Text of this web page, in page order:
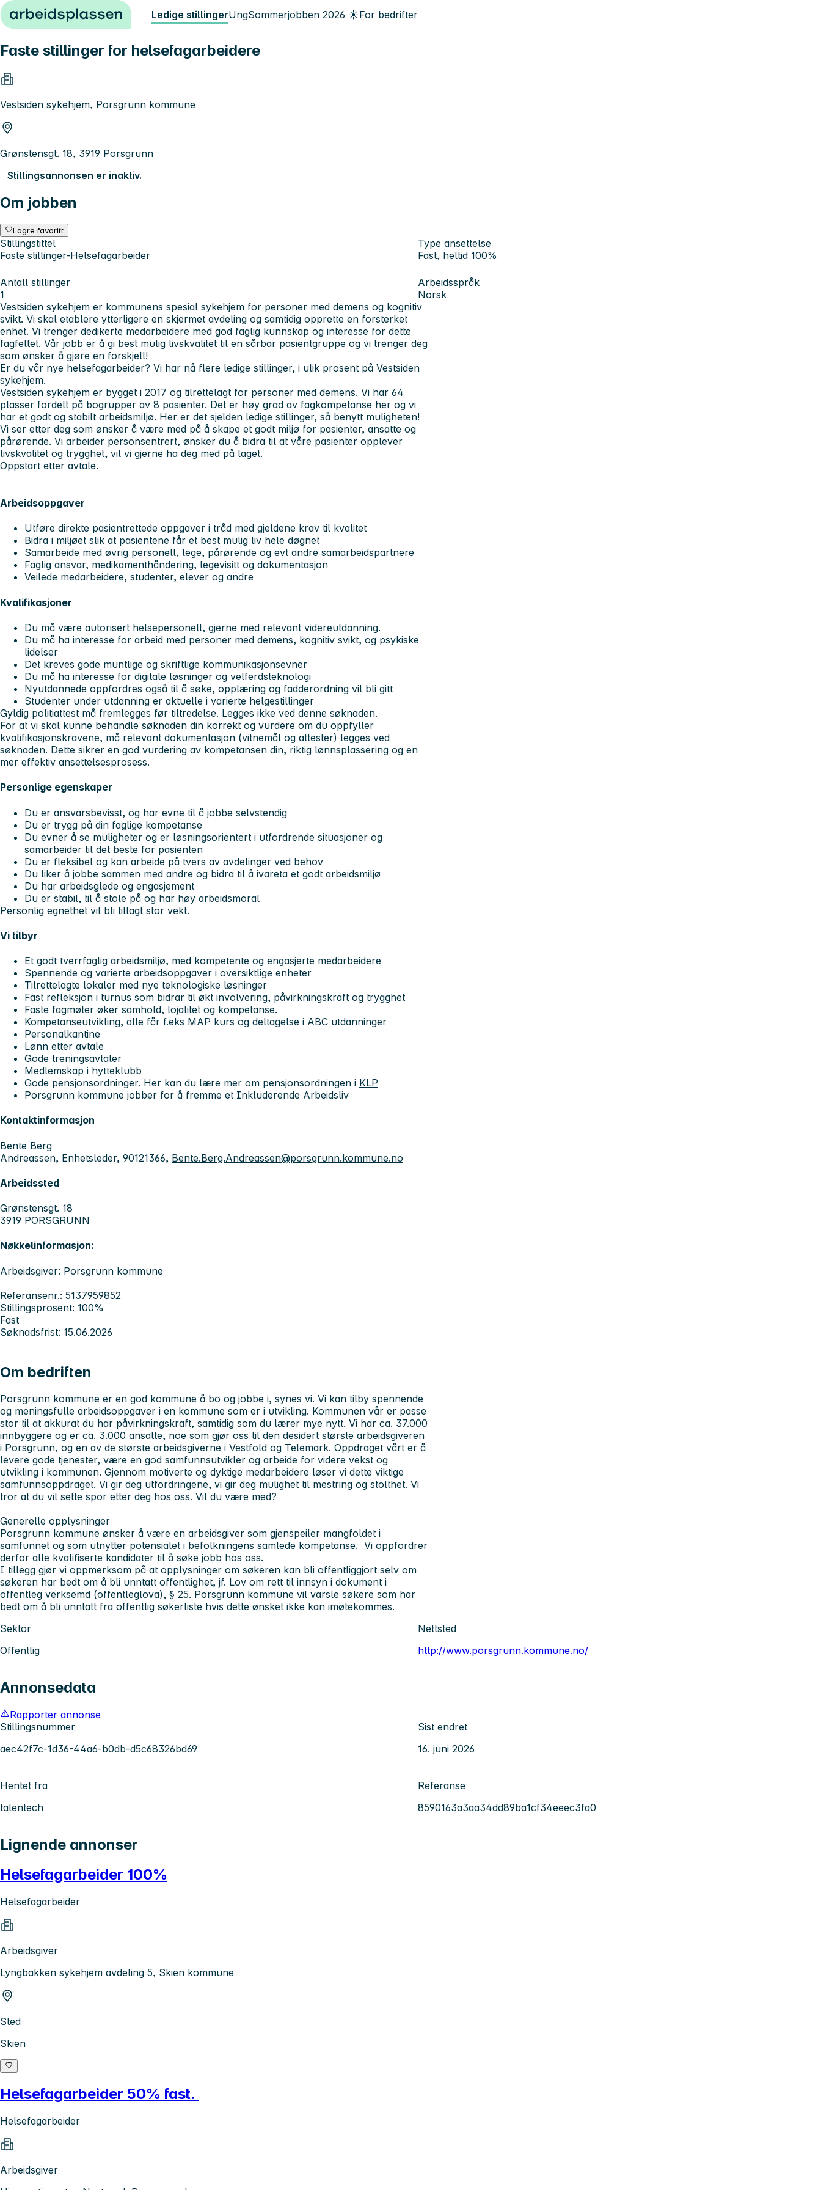
Hopp til innhold Ledige stillingerUngSommerjobben 2026 ☀️For bedrifter
Faste stillinger for helsefagarbeidere
Vestsiden sykehjem, Porsgrunn kommune
Grønstensgt. 18, 3919 Porsgrunn
Stillingsannonsen er inaktiv.
Om jobben
Lagre favoritt
Stillingstittel
Faste stillinger-Helsefagarbeider
Type ansettelse
Fast, heltid 100%
Antall stillinger
1
Arbeidsspråk
Norsk
Vestsiden sykehjem er kommunens spesial sykehjem for personer med demens og kognitiv
svikt. Vi skal etablere ytterligere en skjermet avdeling og samtidig opprette en forsterket
enhet. Vi trenger dedikerte medarbeidere med god faglig kunnskap og interesse for dette
fagfeltet. Vår jobb er å gi best mulig livskvalitet til en sårbar pasientgruppe og vi trenger deg
som ønsker å gjøre en forskjell!
Er du vår nye helsefagarbeider? Vi har nå flere ledige stillinger, i ulik prosent på Vestsiden
sykehjem.
Vestsiden sykehjem er bygget i 2017 og tilrettelagt for personer med demens. Vi har 64
plasser fordelt på bogrupper av 8 pasienter. Det er høy grad av fagkompetanse her og vi
har et godt og stabilt arbeidsmiljø. Her er det sjelden ledige stillinger, så benytt muligheten!
Vi ser etter deg som ønsker å være med på å skape et godt miljø for pasienter, ansatte og
pårørende. Vi arbeider personsentrert, ønsker du å bidra til at våre pasienter opplever
livskvalitet og trygghet, vil vi gjerne ha deg med på laget.
Oppstart etter avtale.
Arbeidsoppgaver
Utføre direkte pasientrettede oppgaver i tråd med gjeldene krav til kvalitet
Bidra i miljøet slik at pasientene får et best mulig liv hele døgnet
Samarbeide med øvrig personell, lege, pårørende og evt andre samarbeidspartnere
Faglig ansvar, medikamenthåndering, legevisitt og dokumentasjon
Veilede medarbeidere, studenter, elever og andre
Kvalifikasjoner
Du må være autorisert helsepersonell, gjerne med relevant videreutdanning.
Du må ha interesse for arbeid med personer med demens, kognitiv svikt, og psykiske
lidelser
Det kreves gode muntlige og skriftlige kommunikasjonsevner
Du må ha interesse for digitale løsninger og velferdsteknologi
Nyutdannede oppfordres også til å søke, opplæring og fadderordning vil bli gitt
Studenter under utdanning er aktuelle i varierte helgestillinger
Gyldig politiattest må fremlegges før tiltredelse. Legges ikke ved denne søknaden.
For at vi skal kunne behandle søknaden din korrekt og vurdere om du oppfyller
kvalifikasjonskravene, må relevant dokumentasjon (vitnemål og attester) legges ved
søknaden. Dette sikrer en god vurdering av kompetansen din, riktig lønnsplassering og en
mer effektiv ansettelsesprosess.
Personlige egenskaper
Du er ansvarsbevisst, og har evne til å jobbe selvstendig
Du er trygg på din faglige kompetanse
Du evner å se muligheter og er løsningsorientert i utfordrende situasjoner og
samarbeider til det beste for pasienten
Du er fleksibel og kan arbeide på tvers av avdelinger ved behov
Du liker å jobbe sammen med andre og bidra til å ivareta et godt arbeidsmiljø
Du har arbeidsglede og engasjement
Du er stabil, til å stole på og har høy arbeidsmoral
Personlig egnethet vil bli tillagt stor vekt.
Vi tilbyr
Et godt tverrfaglig arbeidsmiljø, med kompetente og engasjerte medarbeidere
Spennende og varierte arbeidsoppgaver i oversiktlige enheter
Tilrettelagte lokaler med nye teknologiske løsninger
Fast refleksjon i turnus som bidrar til økt involvering, påvirkningskraft og trygghet
Faste fagmøter øker samhold, lojalitet og kompetanse.
Kompetanseutvikling, alle får f.eks MAP kurs og deltagelse i ABC utdanninger
Personalkantine
Lønn etter avtale
Gode treningsavtaler
Medlemskap i hytteklubb
Gode pensjonsordninger. Her kan du lære mer om pensjonsordningen i KLP
Porsgrunn kommune jobber for å fremme et Inkluderende Arbeidsliv
Kontaktinformasjon
Bente Berg
Andreassen, Enhetsleder, 90121366, Bente.Berg.Andreassen@porsgrunn.kommune.no
Arbeidssted
Grønstensgt. 18
3919 PORSGRUNN
Nøkkelinformasjon:
Arbeidsgiver: Porsgrunn kommune
Referansenr.: 5137959852
Stillingsprosent: 100%
Fast
Søknadsfrist: 15.06.2026
Om bedriften
Porsgrunn kommune er en god kommune å bo og jobbe i, synes vi. Vi kan tilby spennende
og meningsfulle arbeidsoppgaver i en kommune som er i utvikling. Kommunen vår er passe
stor til at akkurat du har påvirkningskraft, samtidig som du lærer mye nytt. Vi har ca. 37.000
innbyggere og er ca. 3.000 ansatte, noe som gjør oss til den desidert største arbeidsgiveren
i Porsgrunn, og en av de største arbeidsgiverne i Vestfold og Telemark. Oppdraget vårt er å
levere gode tjenester, være en god samfunnsutvikler og arbeide for videre vekst og
utvikling i kommunen. Gjennom motiverte og dyktige medarbeidere løser vi dette viktige
samfunnsoppdraget. Vi gir deg utfordringene, vi gir deg mulighet til mestring og stolthet. Vi
tror at du vil sette spor etter deg hos oss. Vil du være med?
Generelle opplysninger
Porsgrunn kommune ønsker å være en arbeidsgiver som gjenspeiler mangfoldet i
samfunnet og som utnytter potensialet i befolkningens samlede kompetanse. Vi oppfordrer
derfor alle kvalifiserte kandidater til å søke jobb hos oss.
I tillegg gjør vi oppmerksom på at opplysninger om søkeren kan bli offentliggjort selv om
søkeren har bedt om å bli unntatt offentlighet, jf. Lov om rett til innsyn i dokument i
offentleg verksemd (offentleglova), § 25. Porsgrunn kommune vil varsle søkere som har
bedt om å bli unntatt fra offentlig søkerliste hvis dette ønsket ikke kan imøtekommes.
Sektor
Offentlig
Nettsted
http://www.porsgrunn.kommune.no/
Annonsedata
Rapporter annonse
Stillingsnummer
aec42f7c-1d36-44a6-b0db-d5c68326bd69
Sist endret
16. juni 2026
Hentet fra
talentech
Referanse
8590163a3aa34dd89ba1cf34eeec3fa0
Lignende annonser
Helsefagarbeider 100%
Helsefagarbeider
Arbeidsgiver
Lyngbakken sykehjem avdeling 5, Skien kommune
Sted
Skien
Helsefagarbeider 50% fast.
Helsefagarbeider
Arbeidsgiver